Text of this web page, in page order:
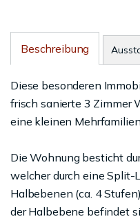
Beschreibung
Diese besonderen
frisch sanierte 3 Zimmer
eine kleinen
Die Wohnung besticht
welcher durch eine Split-
Halbebenen (ca. 4
der Halbebene befindet